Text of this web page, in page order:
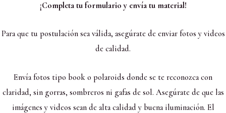
¡Completa tu formulario y envía tu material!
Para que tu postulación sea válida, asegúrate de enviar fotos y videos
de calidad.
Envía fotos tipo book o polaroids donde se te reconozca con
claridad, sin gorras, sombreros ni gafas de sol. Asegúrate de que las
imágenes y videos sean de alta calidad y buena iluminación. El